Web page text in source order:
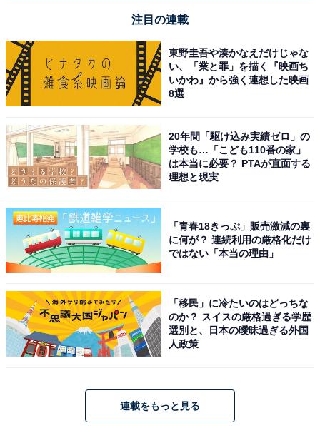
注目の連載
東野圭吾や湊かなえだけじゃな
い、「業と罪」を描く『映画ち
いかわ』から強く連想した映画
8選
20年間「駆け込み実績ゼロ」の
学校も…「こども110番の家」
は本当に必要？ PTAが直面する
理想と現実
「青春18きっぷ」販売激減の裏
に何が？ 連続利用の厳格化だけ
ではない「本当の理由」
「移民」に冷たいのはどっちな
のか？ スイスの厳格過ぎる学歴
選別と、日本の曖昧過ぎる外国
人政策
連載をもっと見る